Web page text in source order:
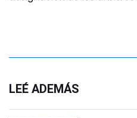
LEÉ ADEMÁS